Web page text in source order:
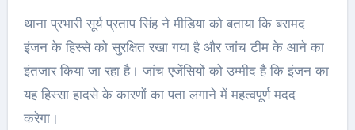
थाना प्रभारी सूर्य प्रताप सिंह ने मीडिया को बताया कि बरामद
इंजन के हिस्से को सुरक्षित रखा गया है और जांच टीम के आने का
इंतजार किया जा रहा है। जांच एजेंसियों को उम्मीद है कि इंजन का
यह हिस्सा हादसे के कारणों का पता लगाने में महत्वपूर्ण मदद
करेगा।